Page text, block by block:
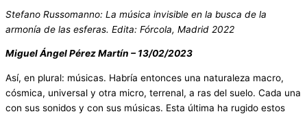
Stefano Russomanno: La música invisible en la busca de la
armonía de las esferas. Edita: Fórcola, Madrid 2022
Miguel Ángel Pérez Martín – 13/02/2023
Así, en plural: músicas. Habría entonces una naturaleza macro,
cósmica, universal y otra micro, terrenal, a ras del suelo. Cada una
con sus sonidos y con sus músicas. Esta última ha rugido estos